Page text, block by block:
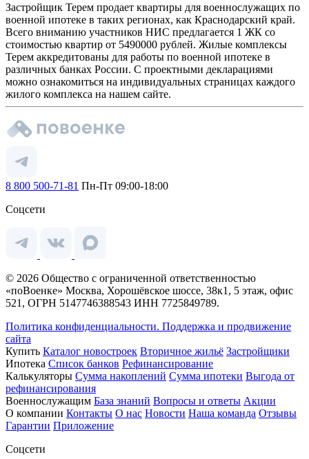
Застройщик Терем продает квартиры для военнослужащих по
военной ипотеке в таких регионах, как Краснодарский край.
Всего вниманию участников НИС предлагается 1 ЖК со
стоимостью квартир от 5490000 рублей. Жилые комплексы
Терем аккредитованы для работы по военной ипотеке в
различных банках России. С проектными декларациями
можно ознакомиться на индивидуальных страницах каждого
жилого комплекса на нашем сайте.
8 800 500-71-81 Пн-Пт 09:00-18:00
Соцсети
© 2026 Общество с ограниченной ответственностью
«поВоенке» Москва, Хорошёвское шоссе, 38к1, 5 этаж, офис
521, ОГРН 5147746388543 ИНН 7725849789.
Политика конфиденциальности. Поддержка и продвижение
сайта
Купить Каталог новостроек Вторичное жильё Застройщики
Ипотека Список банков Рефинансирование
Калькуляторы Сумма накоплений Сумма ипотеки Выгода от
рефинансирования
Военнослужащим База знаний Вопросы и ответы Акции
О компании Контакты О нас Новости Наша команда Отзывы
Гарантии Приложение
Соцсети